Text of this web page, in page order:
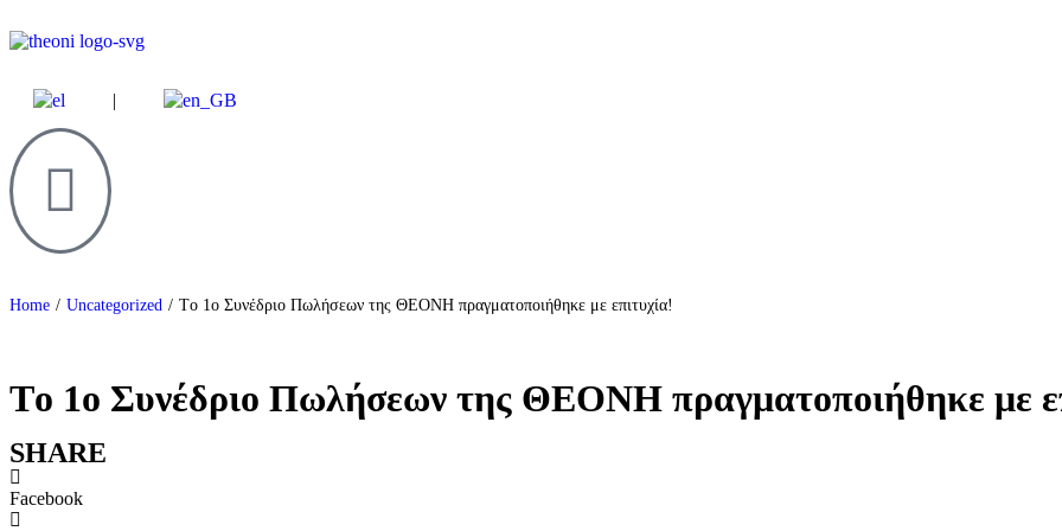
Visit
(English)
Επίσκεψη στο Theoni Water (Ελληνικά)
| Visit Theoni Water (English)
Άνοιγμα
μενού
Home / Uncategorized / Tο 1ο Συνέδριο Πωλήσεων της ΘΕΟΝΗ πραγματοποιήθηκε με επιτυχία!
Tο 1ο Συνέδριο Πωλήσεων της ΘΕΟΝΗ πραγματοποιήθηκε με
SHARE
Facebook